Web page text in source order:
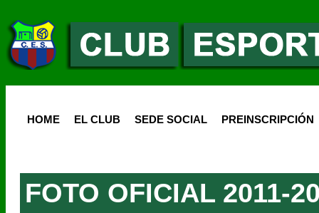
HOME EL CLUB SEDE SOCIAL PREINSCRIPCIÓN
FOTO OFICIAL 2011-